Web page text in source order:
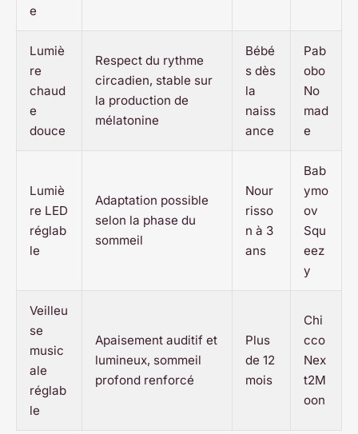
e
Lumiè
re
chaud
e
douce
Respect du rythme
circadien, stable sur
la production de
mélatonine
Bébé
s dès
la
naiss
ance
Pab
obo
No
mad
e
Lumiè
re LED
réglab
le
Adaptation possible
selon la phase du
sommeil
Nour
risso
n à 3
ans
Bab
ymo
ov
Squ
eez
y
Veilleu
se
music
ale
réglab
le
Apaisement auditif et
lumineux, sommeil
profond renforcé
Plus
de 12
mois
Chi
cco
Nex
t2M
oon